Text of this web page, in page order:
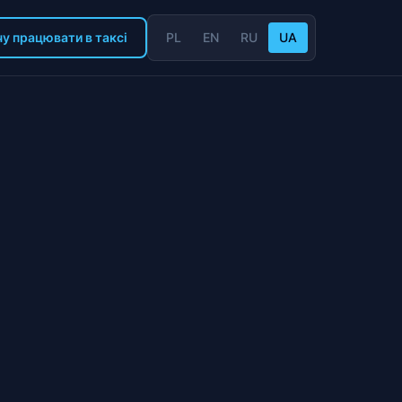
працювати в таксі PL EN RU UA